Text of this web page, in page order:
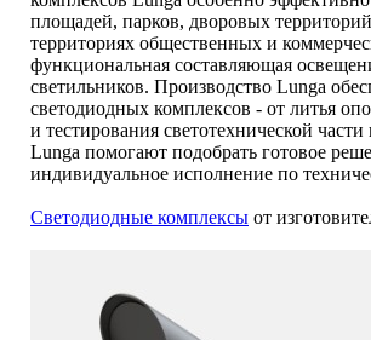
площадей, парков, дворовых
территориях общественных и
функциональная составляющая
светильников. Производство Lunga
светодиодных комплексов - от литья
и тестирования светотехнической
Lunga помогают подобрать готовое
индивидуальное исполнение по
Светодиодные комплексы от